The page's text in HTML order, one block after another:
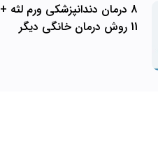
8 درمان دندانپزشکی ورم لثه +
11 روش درمان خانگی دیگر